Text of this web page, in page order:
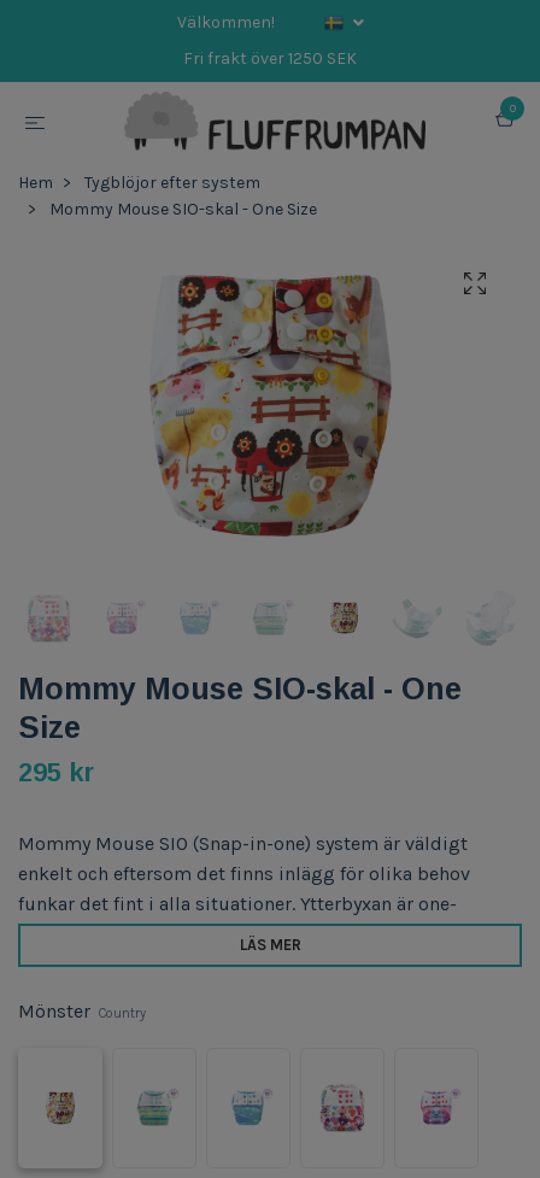
Välkommen!
Fri frakt över 1250 SEK
0
Hem
Tygblöjor efter system
Mommy Mouse SIO-skal - One Size
Mommy Mouse SIO-skal - One
Size
295 kr
Mommy Mouse SIO (Snap-in-one) system är väldigt
enkelt och eftersom det finns inlägg för olika behov
funkar det fint i alla situationer. Ytterbyxan är one-
LÄS MER
Mönster Country